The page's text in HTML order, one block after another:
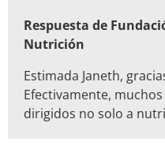
Respuesta de
Nutrición
Estimada Janeth,
Efectivamente,
dirigidos no solo a